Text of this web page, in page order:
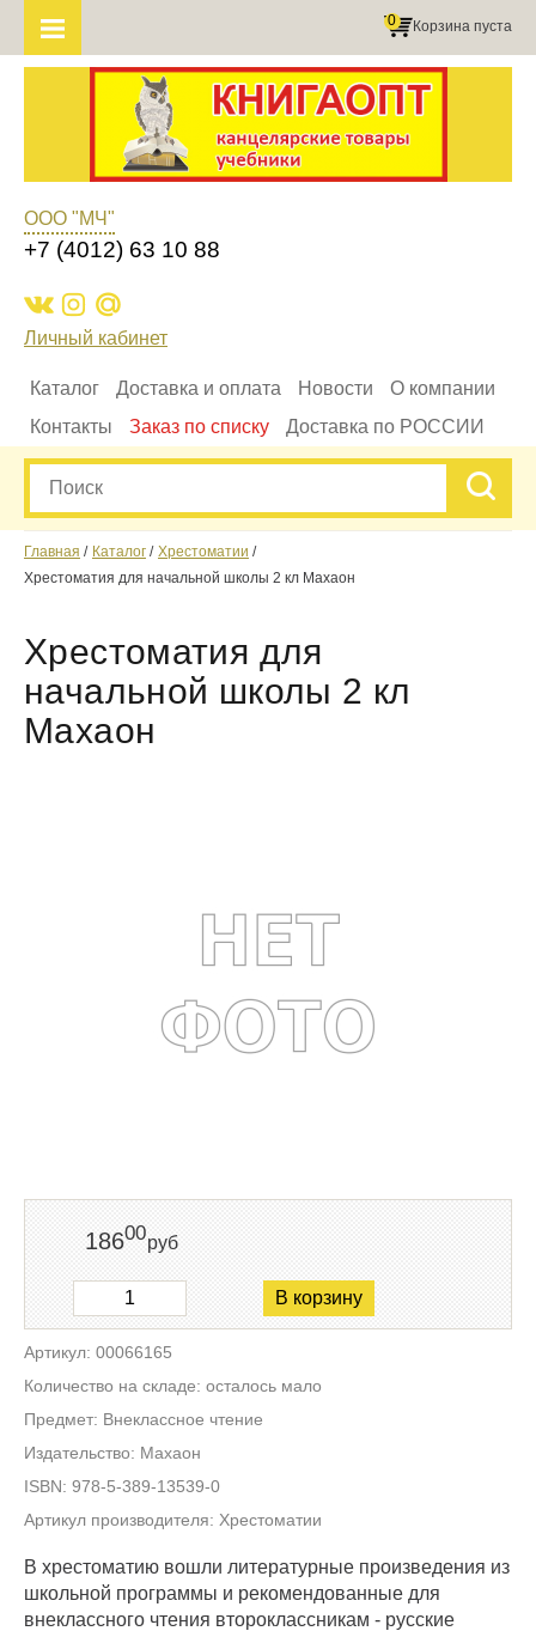
Корзина пуста
0
ООО "МЧ"
+7 (4012) 63 10 88
Личный кабинет
Каталог Доставка и оплата Новости
О компании
Контакты
Заказ по списку Доставка по РОССИИ
Главная Каталог
Хрестоматии
Хрестоматия для начальной школы 2 кл Махаон
Хрестоматия для
начальной школы 2 кл
Махаон
18600руб
В корзину
Артикул: 00066165
Количество на складе: осталось мало
Предмет: Внеклассное чтение
Издательство: Махаон
ISBN: 978-5-389-13539-0
Артикул производителя: Хрестоматии
В хрестоматию вошли литературные произведения из
школьной программы и рекомендованные для
внеклассного чтения второклассникам - русские